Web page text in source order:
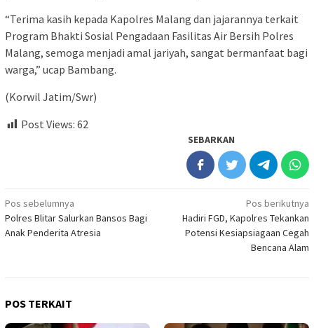
“Terima kasih kepada Kapolres Malang dan jajarannya terkait
Program Bhakti Sosial Pengadaan Fasilitas Air Bersih Polres
Malang, semoga menjadi amal jariyah, sangat bermanfaat bagi
warga,” ucap Bambang.
(Korwil Jatim/Swr)
Post Views: 62
SEBARKAN
Navigasi
pos
Pos sebelumnya
Polres Blitar Salurkan Bansos Bagi
Anak Penderita Atresia
Pos berikutnya
Hadiri FGD, Kapolres Tekankan
Potensi Kesiapsiagaan Cegah
Bencana Alam
POS TERKAIT